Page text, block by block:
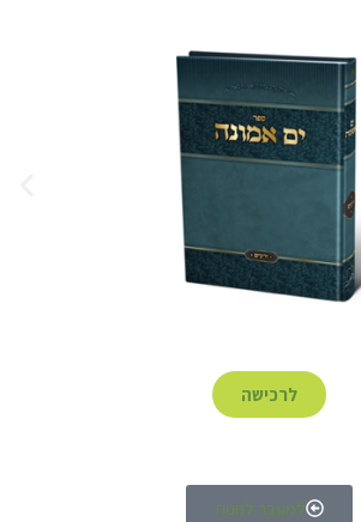
לרכישה
למעבר לחנות